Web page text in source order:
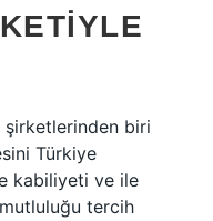
şirketlerinden biri
Türkiye
kabiliyeti ve ile
mutluluğu tercih